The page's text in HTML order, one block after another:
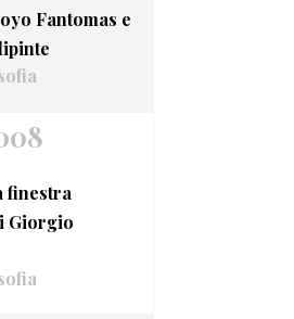
Fantomas e
finestra
Giorgio